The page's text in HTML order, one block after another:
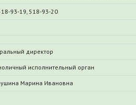
93-19, 518-93-20
директор
исполнительный орган
Марина Ивановна